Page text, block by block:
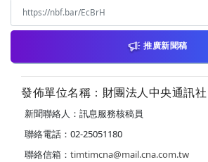
推廣新聞稿
發佈單位名稱：財團法人中央通訊社
新聞聯絡人：訊息服務核稿員
聯絡電話：02-25051180
聯絡信箱： timtimcna@mail.cna.com.tw